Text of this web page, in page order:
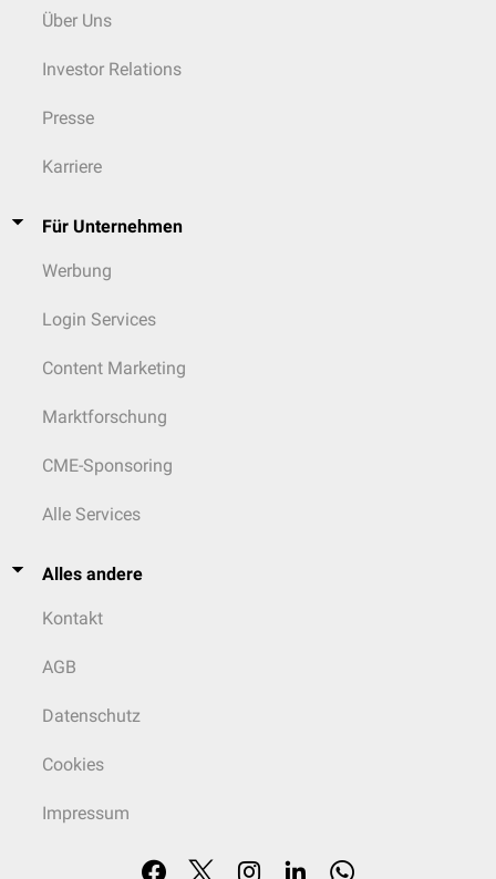
Über Uns
Investor Relations
Presse
Karriere
Für Unternehmen
Werbung
Login Services
Content Marketing
Marktforschung
CME-Sponsoring
Alle Services
Alles andere
Kontakt
AGB
Datenschutz
Cookies
Impressum